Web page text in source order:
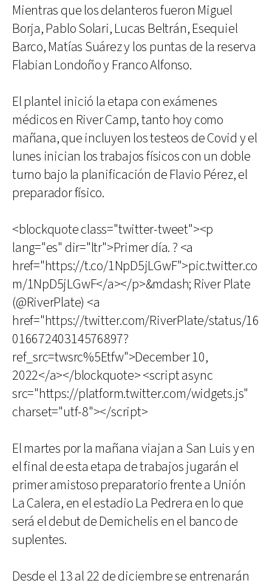
Mientras que los delanteros fueron Miguel
Borja, Pablo Solari, Lucas Beltrán, Esequiel
Barco, Matías Suárez y los puntas de la reserva
Flabian Londoño y Franco Alfonso.
El plantel inició la etapa con exámenes
médicos en River Camp, tanto hoy como
mañana, que incluyen los testeos de Covid y el
lunes inician los trabajos físicos con un doble
turno bajo la planificación de Flavio Pérez, el
preparador físico.
<blockquote class="twitter-tweet"><p
lang="es" dir="ltr">Primer día. ? <a
href="https://t.co/1NpD5jLGwF">pic.twitter.co
m/1NpD5jLGwF</a></p>&mdash; River Plate
(@RiverPlate) <a
href="https://twitter.com/RiverPlate/status/16
01667240314576897?
ref_src=twsrc%5Etfw">December 10,
2022</a></blockquote> <script async
src="https://platform.twitter.com/widgets.js"
charset="utf-8"></script>
El martes por la mañana viajan a San Luis y en
el final de esta etapa de trabajos jugarán el
primer amistoso preparatorio frente a Unión
La Calera, en el estadio La Pedrera en lo que
será el debut de Demichelis en el banco de
suplentes.
Desde el 13 al 22 de diciembre se entrenarán